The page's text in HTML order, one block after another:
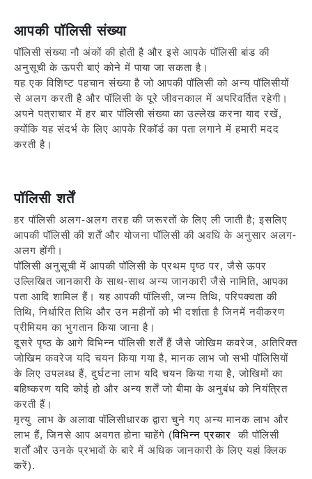
आपकी पॉलिसी संख्या
पॉलिसी संख्या नौ अंकों की होती है और इसे आपके पॉलिसी बांड की
अनुसूची के ऊपरी बाएं कोने में पाया जा सकता है।
यह एक विशिष्ट पहचान संख्या है जो आपकी पॉलिसी को अन्य पॉलिसीयों
से अलग करती है और पॉलिसी के पूरे जीवनकाल में अपरिवर्तित रहेगी।
अपने पत्राचार में हर बार पॉलिसी संख्या का उल्लेख करना याद रखें,
क्योंकि यह संदर्भ के लिए आपके रिकॉर्ड का पता लगाने में हमारी मदद
करती है।
पॉलिसी शर्तें
हर पॉलिसी अलग-अलग तरह की जरूरतों के लिए ली जाती है; इसलिए
आपकी पॉलिसी की शर्तें और योजना पॉलिसी की अवधि के अनुसार अलग-
अलग होंगी।
पॉलिसी अनुसूची में आपकी पॉलिसी के प्रथम पृष्ठ पर, जैसे ऊपर
उल्लिखित जानकारी के साथ-साथ अन्य जानकारी जैसे नामिति, आपका
पता आदि शामिल हैं। यह आपकी पॉलिसी, जन्‍म तिथि, परिपक्‍वता की
तिथि, निर्धारित तिथि और उन महीनों को भी दर्शाता है जिनमें नवीकरण
प्रीमियम का भुगतान किया जाना है।
दूसरे पृष्ठ के आगे विभिन्न पॉलिसी शर्तें हैं जैसे जोखिम कवरेज, अतिरिक्त
जोखिम कवरेज यदि चयन किया गया है, मानक लाभ जो सभी पॉलिसियों
के लिए उपलब्ध हैं, दुर्घटना लाभ यदि चयन किया गया है, जोखिमों का
बहिष्करण यदि कोई हो और अन्य शर्तें जो बीमा के अनुबंध को नियंत्रित
करती हैं।
मृत्यु लाभ के अलावा पॉलिसीधारक द्वारा चुने गए अन्य मानक लाभ और
लाभ हैं, जिनसे आप अवगत होना चाहेंगे (विभिन्न प्रकार की पॉलिसी
शर्तों और उनके प्रभावों के बारे में अधिक जानकारी के लिए यहां क्लिक
करें).